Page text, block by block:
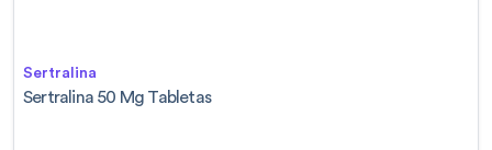
Sertralina
Sertralina 50 Mg Tabletas